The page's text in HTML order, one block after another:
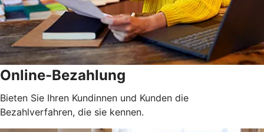
Online-Bezahlung
Bieten Sie Ihren Kundinnen und Kunden die
Bezahlverfahren, die sie kennen.